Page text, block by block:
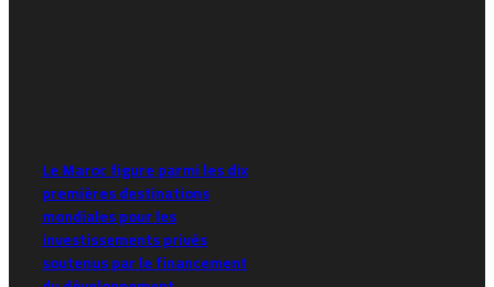
Le Maroc figure parmi les dix
premières destinations
mondiales pour les
investissements privés
soutenus par le financement